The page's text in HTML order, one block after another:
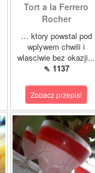
Tort a la Ferrero
Rocher
… ktory powstal pod
wplywem chwili i
wlasciwie bez okazji...
⇖ 1137
Zobacz przepis!